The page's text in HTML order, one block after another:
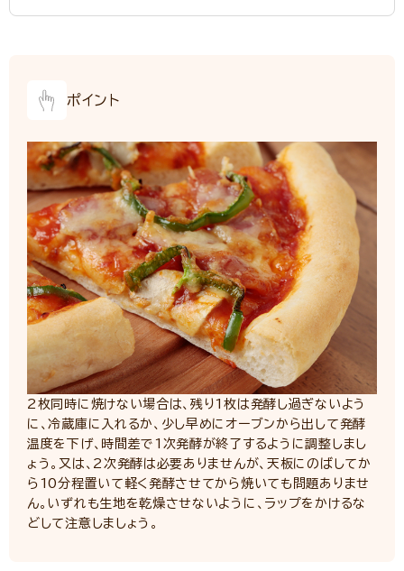
ポイント
2枚同時に焼けない場合は、残り1枚は発酵し過ぎないよう
に、冷蔵庫に入れるか、少し早めにオーブンから出して発酵
温度を下げ、時間差で1次発酵が終了するように調整しまし
ょう。又は、2次発酵は必要ありませんが、天板にのばしてか
ら10分程置いて軽く発酵させてから焼いても問題ありませ
ん。いずれも生地を乾燥させないように、ラップをかけるな
どして注意しましょう。